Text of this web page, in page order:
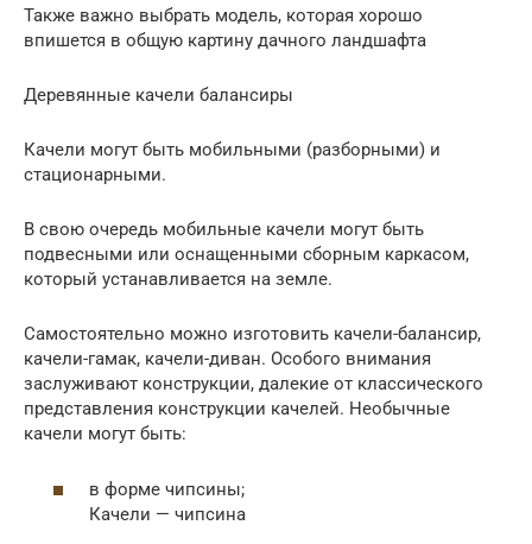
Также важно выбрать модель, которая хорошо
впишется в общую картину дачного ландшафта
Деревянные качели балансиры
Качели могут быть мобильными (разборными) и
стационарными.
В свою очередь мобильные качели могут быть
подвесными или оснащенными сборным каркасом,
который устанавливается на земле.
Самостоятельно можно изготовить качели-балансир,
качели-гамак, качели-диван. Особого внимания
заслуживают конструкции, далекие от классического
представления конструкции качелей. Необычные
качели могут быть:
в форме чипсины;
Качели — чипсина